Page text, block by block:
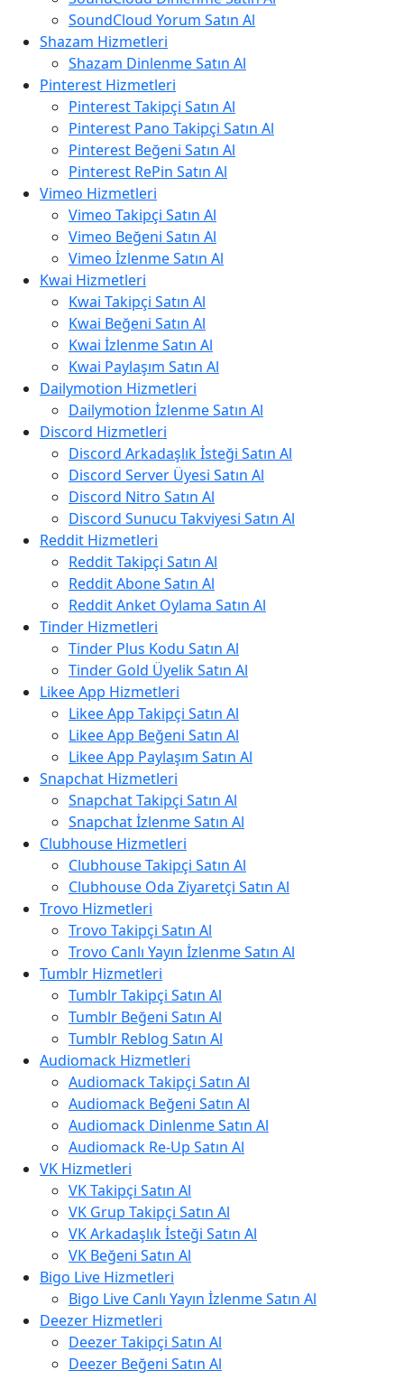
SoundCloud Yorum Satın Al
Shazam Hizmetleri
Shazam Dinlenme Satın Al
Pinterest Hizmetleri
Pinterest Takipçi Satın Al
Pinterest Pano Takipçi Satın Al
Pinterest Beğeni Satın Al
Pinterest RePin Satın Al
Vimeo Hizmetleri
Vimeo Takipçi Satın Al
Vimeo Beğeni Satın Al
Vimeo İzlenme Satın Al
Kwai Hizmetleri
Kwai Takipçi Satın Al
Kwai Beğeni Satın Al
Kwai İzlenme Satın Al
Kwai Paylaşım Satın Al
Dailymotion Hizmetleri
Dailymotion İzlenme Satın Al
Discord Hizmetleri
Discord Arkadaşlık İsteği Satın Al
Discord Server Üyesi Satın Al
Discord Nitro Satın Al
Discord Sunucu Takviyesi Satın Al
Reddit Hizmetleri
Reddit Takipçi Satın Al
Reddit Abone Satın Al
Reddit Anket Oylama Satın Al
Tinder Hizmetleri
Tinder Plus Kodu Satın Al
Tinder Gold Üyelik Satın Al
Likee App Hizmetleri
Likee App Takipçi Satın Al
Likee App Beğeni Satın Al
Likee App Paylaşım Satın Al
Snapchat Hizmetleri
Snapchat Takipçi Satın Al
Snapchat İzlenme Satın Al
Clubhouse Hizmetleri
Clubhouse Takipçi Satın Al
Clubhouse Oda Ziyaretçi Satın Al
Trovo Hizmetleri
Trovo Takipçi Satın Al
Trovo Canlı Yayın İzlenme Satın Al
Tumblr Hizmetleri
Tumblr Takipçi Satın Al
Tumblr Beğeni Satın Al
Tumblr Reblog Satın Al
Audiomack Hizmetleri
Audiomack Takipçi Satın Al
Audiomack Beğeni Satın Al
Audiomack Dinlenme Satın Al
Audiomack Re-Up Satın Al
VK Hizmetleri
VK Takipçi Satın Al
VK Grup Takipçi Satın Al
VK Arkadaşlık İsteği Satın Al
VK Beğeni Satın Al
Bigo Live Hizmetleri
Bigo Live Canlı Yayın İzlenme Satın Al
Deezer Hizmetleri
Deezer Takipçi Satın Al
Deezer Beğeni Satın Al